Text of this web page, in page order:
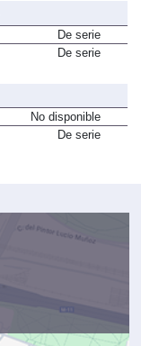
De serie
De serie
No disponible
De serie